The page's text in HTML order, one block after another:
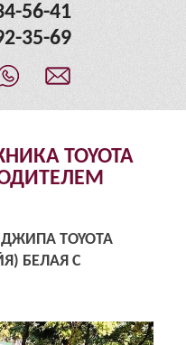
56-41
35-69
TOYOTA
TOYOTA
БЕЛАЯ С